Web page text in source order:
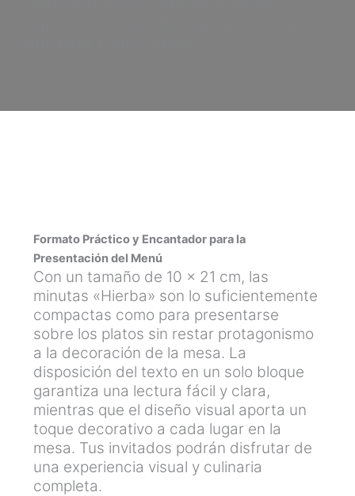
Formato Práctico y Encantador para la
Presentación del Menú
Con un tamaño de 10 x 21 cm, las
minutas «Hierba» son lo suficientemente
compactas como para presentarse
sobre los platos sin restar protagonismo
a la decoración de la mesa. La
disposición del texto en un solo bloque
garantiza una lectura fácil y clara,
mientras que el diseño visual aporta un
toque decorativo a cada lugar en la
mesa. Tus invitados podrán disfrutar de
una experiencia visual y culinaria
completa.